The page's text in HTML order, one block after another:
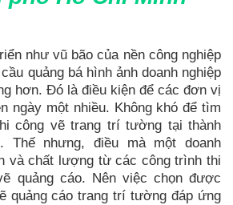
như vũ bão của nền công nghiệp
quảng bá hình ảnh doanh nghiệp
hơn. Đó là điều kiện để các đơn vị
ngày một nhiều. Không khó để tìm
công vẽ trang trí tường tại thành
Thế nhưng, điều mà một doanh
và chất lượng từ các công trình thi
quảng cáo. Nên việc chọn được
quảng cáo trang trí tường đáp ứng